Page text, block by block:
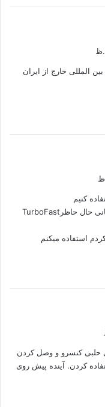
المللی خارج از ایران
میشه ازبهترین فیلتر شکن مجانی حال حاظرTurboFast
استفاده میکنم
حلبی کنسرو و وصل کردن
کردن. آینده پیش روی